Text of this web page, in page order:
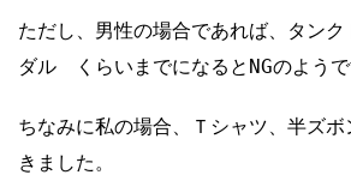
ただし、男性の場合であれば、タン
ダル くらいまでになるとNGのようで
ちなみに私の場合、Ｔシャツ、半ズ
きました。